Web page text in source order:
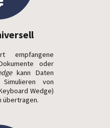
empfangene
oder
kann Daten
von
Wedge)
übertragen.